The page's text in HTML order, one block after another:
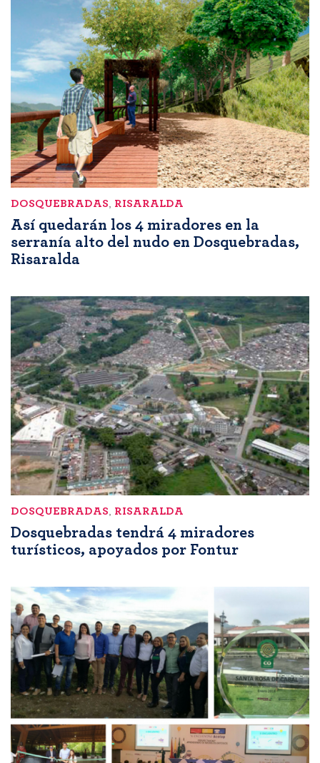
DOSQUEBRADAS, RISARALDA
Así quedarán los 4 miradores en la
serranía alto del nudo en Dosquebradas,
Risaralda
DOSQUEBRADAS RISARALDA
Dosquebradas tendrá 4 miradores
turísticos, apoyados por Fontur